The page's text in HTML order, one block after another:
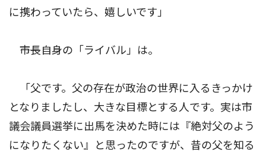
に携わっていたら、嬉しいです」
――市長自身の「ライバル」は。
「父です。父の存在が政治の世界に入るきっかけ
となりましたし、大きな目標とする人です。実は市
議会議員選挙に出馬を決めた時には『絶対父のよう
になりたくない』と思ったのですが、昔の父を知る